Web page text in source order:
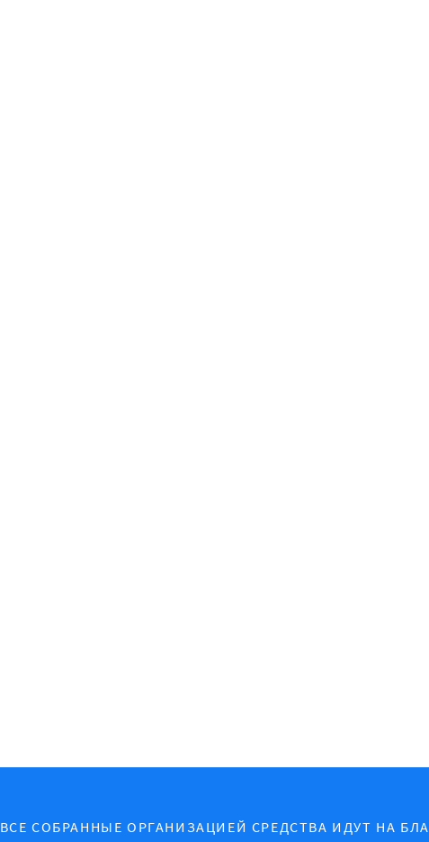
ВСЕ СОБРАННЫЕ ОРГАНИЗАЦИЕЙ СРЕДСТВА ИДУТ НА